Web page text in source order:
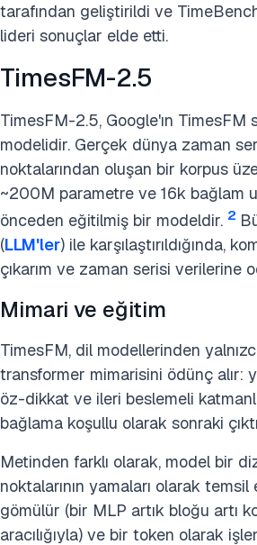
tarafından geliştirildi ve
lideri sonuçlar elde etti.
TimesFM-2.5
TimesFM-2.5, Google'ın TimesFM
modelidir. Gerçek dünya zaman
noktalarından oluşan bir korpus
~200M parametre ve 16k bağlam
önceden eğitilmiş bir modeldir. 2
(LLM'ler) ile karşılaştırıldığında,
çıkarım ve zaman serisi verilerine
Mimari ve eğitim
TimesFM, dil modellerinden
transformer mimarisini ödünç alır:
öz-dikkat ve ileri beslemeli
bağlama koşullu olarak sonraki
Metinden farklı olarak, model bir
noktalarının yamaları olarak
gömülür (bir MLP artık bloğu artı
aracılığıyla) ve bir token olarak